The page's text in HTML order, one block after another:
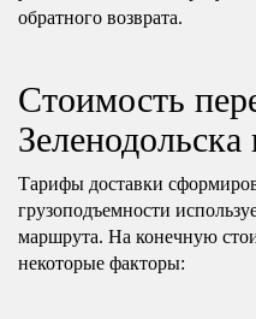
обратного возврата.
Стоимость
Зеленодольска
Тарифы доставки
грузоподъемности
маршрута. На конечную
некоторые факторы: